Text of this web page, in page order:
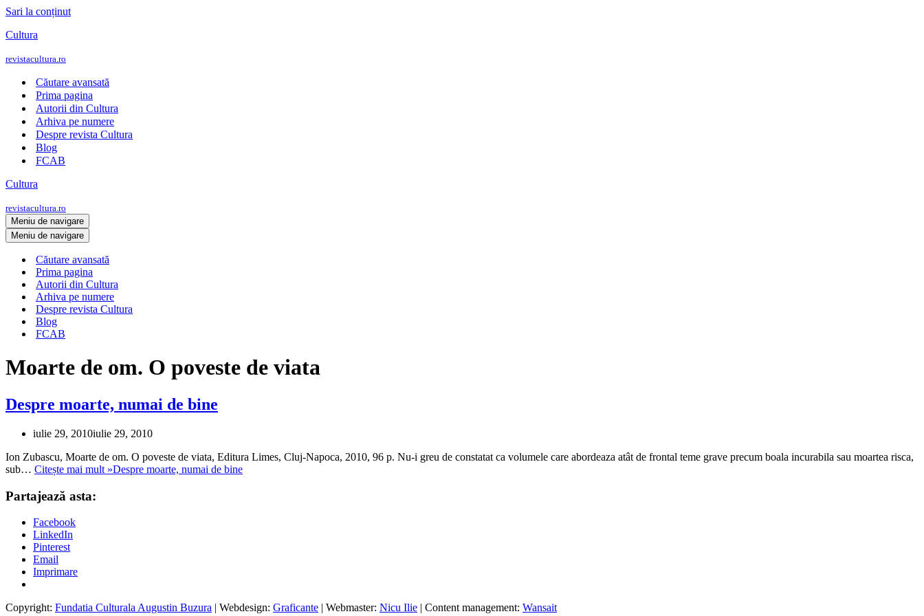
Sari la conținut
Cultura
revistacultura.ro
Căutare avansată
Prima pagina
Autorii din Cultura
Arhiva pe numere
Despre revista Cultura
Blog
FCAB
Cultura
revistacultura.ro
Meniu de navigare
Meniu de navigare
Căutare avansată
Prima pagina
Autorii din Cultura
Arhiva pe numere
Despre revista Cultura
Blog
FCAB
Moarte de om. O poveste de viata
Despre moarte, numai de bine
iulie 29, 2010iulie 29, 2010
Ion Zubascu, Moarte de om. O poveste de viata, Editura Limes, Cluj-Napoca, 2010, 96 p. Nu-i greu de constatat ca volumele care abordeaza atât de frontal teme grave precum boala incurabila sau moartea risca,
sub… Citește mai mult »Despre moarte, numai de bine
Partajează asta:
Facebook
LinkedIn
Pinterest
Email
Imprimare
Copyright: Fundatia Culturala Augustin Buzura | Webdesign: Graficante | Webmaster: Nicu Ilie | Content management: Wansait